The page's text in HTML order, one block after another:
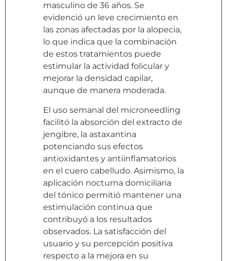
masculino de 36 años. Se
evidenció un leve crecimiento en
las zonas afectadas por la alopecia,
lo que indica que la combinación
de estos tratamientos puede
estimular la actividad folicular y
mejorar la densidad capilar,
aunque de manera moderada.
El uso semanal del microneedling
facilitó la absorción del extracto de
jengibre, la astaxantina
potenciando sus efectos
antioxidantes y antiinflamatorios
en el cuero cabelludo. Asimismo, la
aplicación nocturna domiciliaria
del tónico permitió mantener una
estimulación continua que
contribuyó a los resultados
observados. La satisfacción del
usuario y su percepción positiva
respecto a la mejora en su